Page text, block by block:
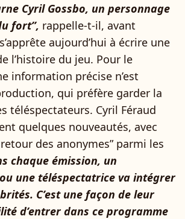
Cyril Gossbo, un personnage
fort”, rappelle-t-il, avant
aujourd’hui à écrire une
l’histoire du jeu. Pour le
information précise n’est
qui préfère garder la
téléspectateurs. Cyril Féraud
quelques nouveautés, avec
des anonymes” parmi les
chaque émission, un
une téléspectatrice va intégrer
C’est une façon de leur
d’entrer dans ce programme